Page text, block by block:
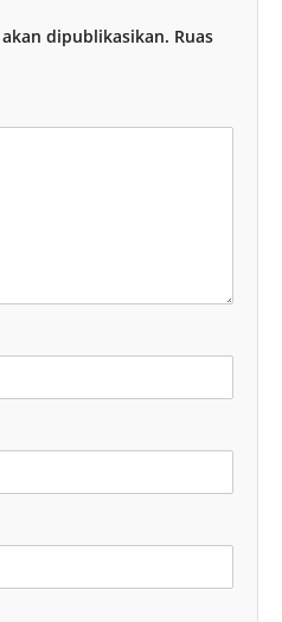
dipublikasikan. Ruas